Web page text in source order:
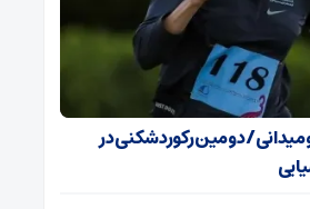
دومین رکوردشکنی در